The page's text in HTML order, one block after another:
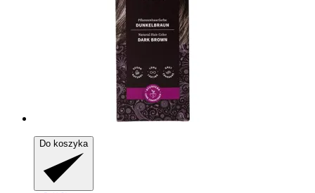
Do koszyka